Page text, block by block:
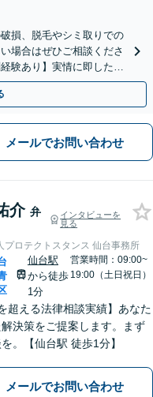
損、脱毛やシミ取りでの
場合はぜひご相談くださ
験あり】実情に即したア
目指します。
メールでお問い合わせ
介 弁
インタビューを
見る
プロテクトスタンス 仙台事務所
仙台駅
から徒歩
1分
営業時間：09:00~
19:00（土日祝日）
超える法律相談実績】あなた
決策をご提案します。まず
。【仙台駅 徒歩1分】
メールでお問い合わせ